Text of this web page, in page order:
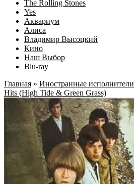
The Rolling Stones
Yes
Аквариум
Алиса
Владимир Высоцкий
Кино
Наш Выбор
Blu-ray
Главная » Иностранные исполнители
Hits (High Tide & Green Grass)